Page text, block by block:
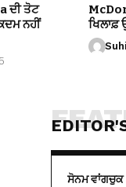
ਦੀ ਤੋਟ
ਨਹੀਂ
ਖਿਲਾਫ਼
ਸੋਨਮ ਵਾਂਗਚੁਕ